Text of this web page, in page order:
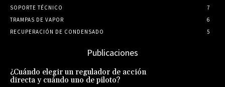
SOPORTE TÉCNICO
7
TRAMPAS DE VAPOR
6
RECUPERACIÓN DE CONDENSADO
5
Publicaciones
¿Cuándo elegir un regulador de acción
directa y cuándo uno de piloto?